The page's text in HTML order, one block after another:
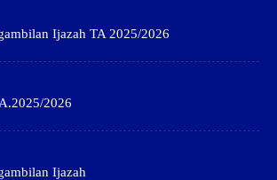
Ijazah TA 2025/2026
2026
Ijazah